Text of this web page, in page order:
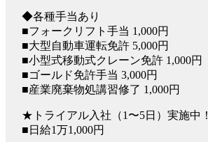
◆各種⼿当あり
■フォークリフト⼿当 1,000円
■⼤型⾃動⾞運転免許 5,000円
■⼩型式移動式クレーン免許 1,000円
■ゴールド免許⼿当 3,000円
■産業廃棄物処講習修了 1,000円
★トライアル入社（1〜5日）実施中！
■日給1万1,000円